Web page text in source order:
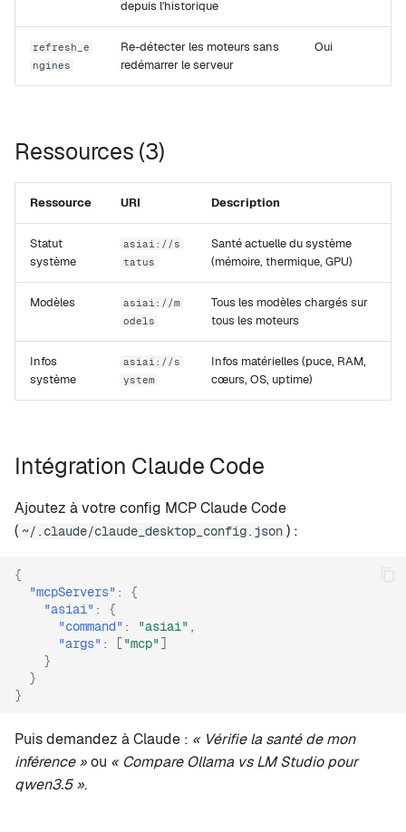
depuis l'historique
refresh_e
ngines
Re-détecter les moteurs sans
redémarrer le serveur
Oui
Ressources (3)
Ressource URI Description
Statut
système
asiai://s
tatus
Santé actuelle du système
(mémoire, thermique, GPU)
Modèles
asiai://m
odels
Tous les modèles chargés sur
tous les moteurs
Infos
système
asiai://s
ystem
Infos matérielles (puce, RAM,
cœurs, OS, uptime)
Intégration Claude Code
Ajoutez à votre config MCP Claude Code
( ~/.claude/claude_desktop_config.json ) :
{
"mcpServers" :
{
"asiai" :
{
"command" : "asiai" ,
"args" : ["mcp" ]
}
}
}
Puis demandez à Claude : « Vérifie la santé de mon
inférence »ou « Compare Ollama vs LM Studio pour
qwen3.5 ».